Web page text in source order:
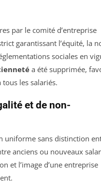
par le comité d’entreprise
garantissant l’équité, la
sociales en
a été supprimée,
les salariés.
et de non-
uniforme sans distinction
anciens ou nouveaux
et l’image d’une entreprise